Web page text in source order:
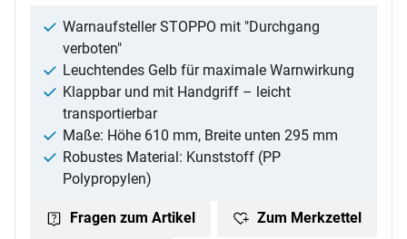
Warnaufsteller STOPPO mit "Durchgang
verboten"
Leuchtendes Gelb für maximale Warnwirkung
Klappbar und mit Handgriff – leicht
transportierbar
Maße: Höhe 610 mm, Breite unten 295 mm
Robustes Material: Kunststoff (PP
Polypropylen)
Fragen zum Artikel Zum Merkzettel